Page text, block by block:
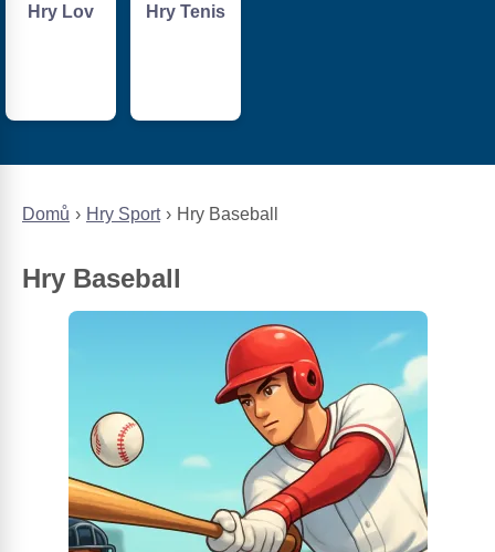
Domů Hry Sport Hry Baseball
Hry Baseball
Hry Lov Hry Tenis